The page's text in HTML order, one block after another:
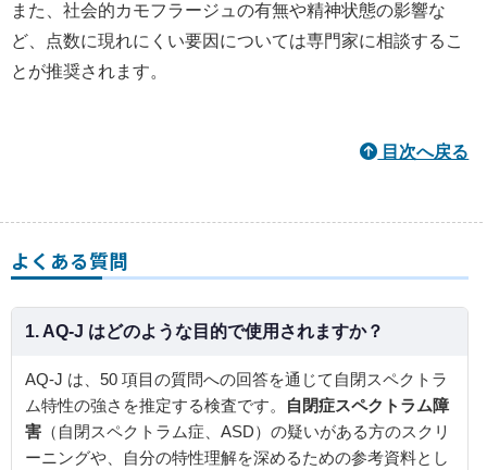
また、社会的カモフラージュの有無や精神状態の影響な
ど、点数に現れにくい要因については専門家に相談するこ
とが推奨されます。
目次へ戻る
よくある質問
1. AQ‑J はどのような目的で使用されますか？
AQ‑J は、50 項目の質問への回答を通じて自閉スペクトラ
ム特性の強さを推定する検査です。
自閉症スペクトラム障
害 （自閉スペクトラム症、ASD）の疑いがある方のスクリ
ーニングや、自分の特性理解を深めるための参考資料とし